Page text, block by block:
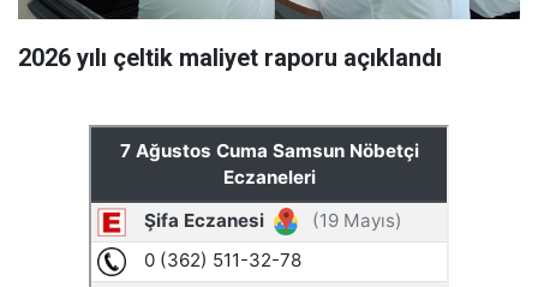
2026 yılı çeltik maliyet raporu açıklandı